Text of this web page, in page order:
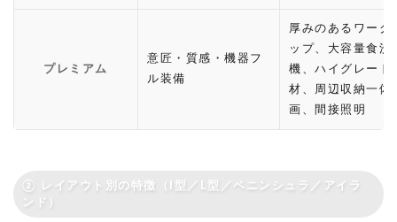
プレミアム
意匠・質感・機器フ
ル装備
厚みのあるワーク
ップ、大容量食洗
機、ハイグレード
材、周辺収納一体
画、間接照明
② レイアウト別の特徴（I型／L型／ペニンシュラ／アイラ
ンド）